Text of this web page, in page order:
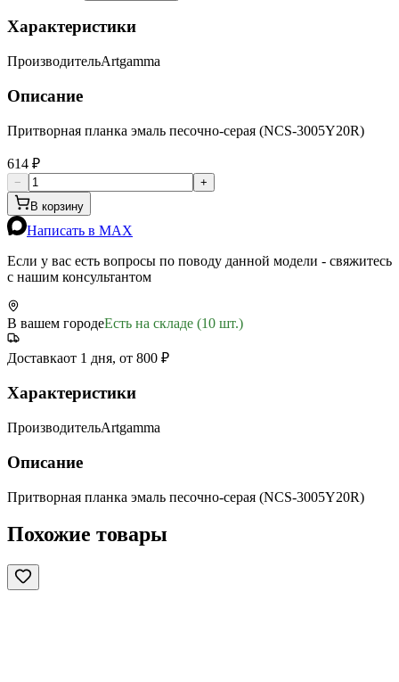
Характеристики
ПроизводительArtgamma
Описание
Притворная планка эмаль песочно-серая (NCS-3005Y20R)
614 ₽
−
+
В корзину
Написать в MAX
Если у вас есть вопросы по поводу данной модели - свяжитесь
с нашим консультантом
В вашем городеЕсть на складе (10 шт.)
Доставкаот 1 дня, от 800 ₽
Характеристики
ПроизводительArtgamma
Описание
Притворная планка эмаль песочно-серая (NCS-3005Y20R)
Похожие товары